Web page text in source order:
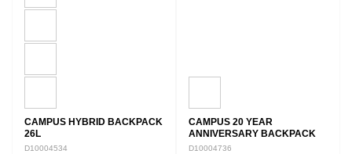
CAMPUS HYBRID BACKPACK
26L
D10004534
CAMPUS 20 YEAR
ANNIVERSARY BACKPACK
28L
D10004736